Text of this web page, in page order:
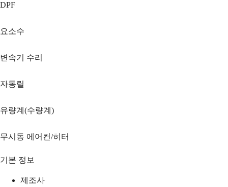
DPF
요소수
변속기 수리
자동릴
유량계(수량계)
무시동 에어컨/히터
기본 정보
제조사